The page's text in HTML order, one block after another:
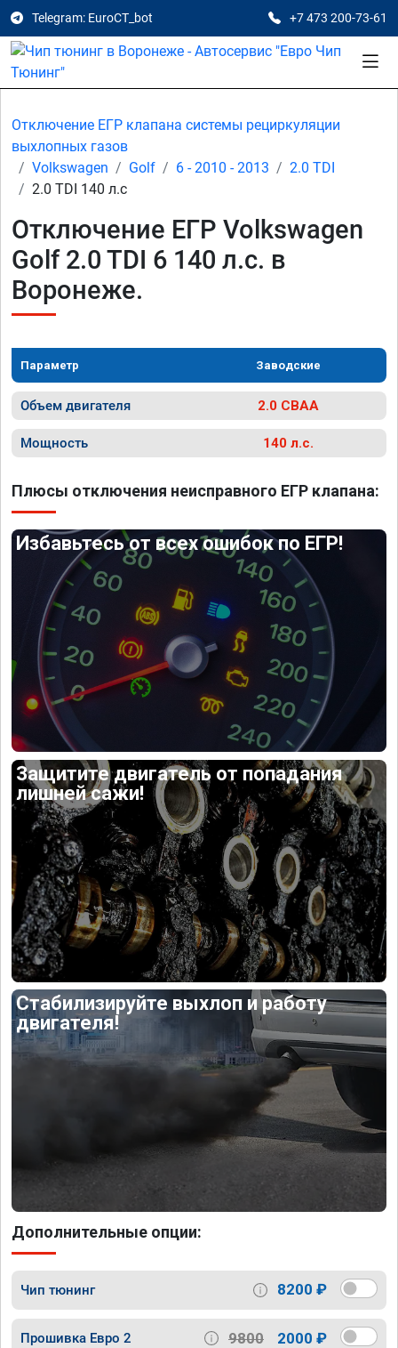
Telegram: EuroCT_bot +7 473 200-73-61
Отключение ЕГР клапана системы рециркуляции
выхлопных газов
Volkswagen
Golf 6 - 2010 - 2013
2.0 TDI
2.0 TDI 140 л.с
Отключение ЕГР Volkswagen
Golf 2.0 TDI 6 140 л.с. в
Воронеже.
Параметр Заводские
Объем двигателя 2.0 CBAA
Мощность 140 л.с.
Плюсы отключения неисправного ЕГР клапана:
Избавьтесь от всех ошибок по ЕГР!
Защитите двигатель от попадания
лишней сажи!
Стабилизируйте выхлоп и работу
двигателя!
Дополнительные опции:
Чип тюнинг 8200 ₽
Прошивка Евро 2 9800 2000 ₽